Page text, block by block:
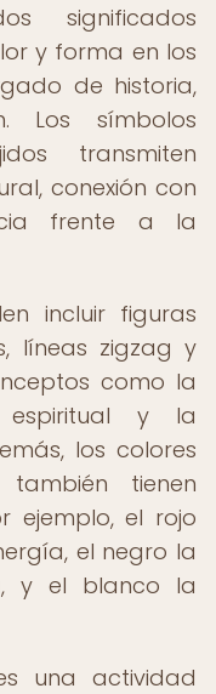
significados
y forma en los
de historia,
Los símbolos
transmiten
conexión con
frente a la
incluir figuras
líneas zigzag y
como la
espiritual y la
los colores
tienen
ejemplo, el rojo
el negro la
y el blanco la
una actividad